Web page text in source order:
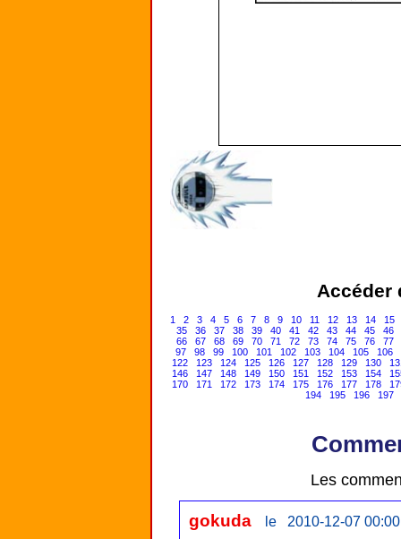
Accéder
1 2 3 4 5 6 7 8 9 10 11 12 13 14
15
35
36 37 38 39 40 41 42 43 44 45
46
66
67 68 69 70 71 72 73 74 75 76
77
97
98 99 100 101 102 103 104 105
106
122
123 124 125 126 127 128 129 130
146
147 148 149 150 151 152 153 154
170
171 172 173 174 175 176 177 178
194
195 196 197
Les
gokuda le 2010-12-07